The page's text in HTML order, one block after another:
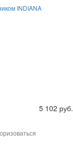
INDIANA
5 102 руб.